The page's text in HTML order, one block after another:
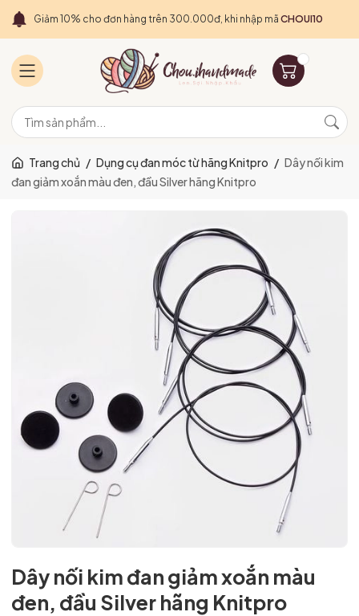
Giảm 10% cho đơn hàng trên 300.000đ, khi nhập mã CHOUI10
Trang chủ / Dụng cụ đan móc từ hãng Knitpro / Dây nối kim
đan giảm xoắn màu đen, đầu Silver hãng Knitpro
Dây nối kim đan giảm xoắn màu
đen, đầu Silver hãng Knitpro
Ngày hết hạn:
Điều kiện: